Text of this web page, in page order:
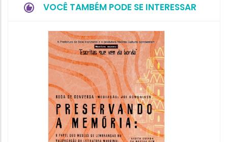
VOCÊ TAMBÉM PODE SE INTERESSAR